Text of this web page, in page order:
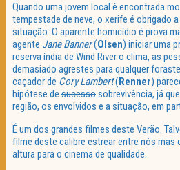
Quando uma jovem local é encontrada
tempestade de neve, o xerife é obrigado
situação. O aparente homicídio é prova
agente Jane Banner(Olsen) iniciar uma
reserva índia de Wind River o clima, as
demasiado agrestes para qualquer
caçador de Cory Lambert(Renner)
hipótese de sucessosobrevivência, já
região, os envolvidos e a situação, em
É um dos grandes filmes deste Verão.
filme deste calibre estrear entre nós mas
altura para o cinema de qualidade.